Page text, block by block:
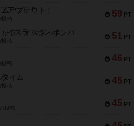
59 PT
ーブアウト！
投稿
51 PT
プ：イスラ・ボンバ
稿
46 PT
投稿
45 PT
イム
稿
45 PT
投稿